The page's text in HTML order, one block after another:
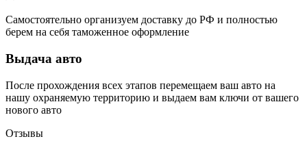
Самостоятельно организуем доставку до РФ и полностью
берем на себя таможенное оформление
Выдача авто
После прохождения всех этапов перемещаем ваш авто на
нашу охраняемую территорию и выдаем вам ключи от вашего
нового авто
Отзывы